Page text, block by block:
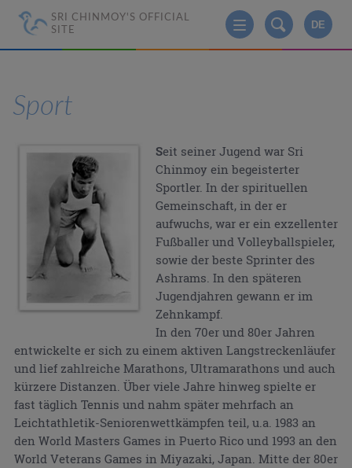
SRI CHINMOY'S OFFICIAL
SITE
DE
Sport
Seit seiner Jugend war Sri
Chinmoy ein begeisterter
Sportler. In der spirituellen
Gemeinschaft, in der er
aufwuchs, war er ein exzellenter
Fußballer und Volleyballspieler,
sowie der beste Sprinter des
Ashrams. In den späteren
Jugendjahren gewann er im
Zehnkampf.
In den 70er und 80er Jahren
entwickelte er sich zu einem aktiven Langstreckenläufer
und lief zahlreiche Marathons, Ultramarathons und auch
kürzere Distanzen. Über viele Jahre hinweg spielte er
fast täglich Tennis und nahm später mehrfach an
Leichtathletik-Seniorenwettkämpfen teil, u.a. 1983 an
den World Masters Games in Puerto Rico und 1993 an den
World Veterans Games in Miyazaki, Japan. Mitte der 80er